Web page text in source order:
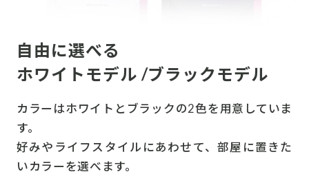
自由に選べる
ホワイトモデル /ブラックモデル
カラーはホワイトとブラックの2色を用意していま
す。
好みやライフスタイルにあわせて、部屋に置きた
いカラーを選べます。